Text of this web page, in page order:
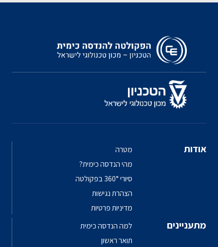
אודות
מטרה
מהי הנדסה כימית?
סיורי 360° בפקולטה
הצהרת נגישות
מדיניות פרטיות
מתעניינים
למה הנדסה כימית
תואר ראשון